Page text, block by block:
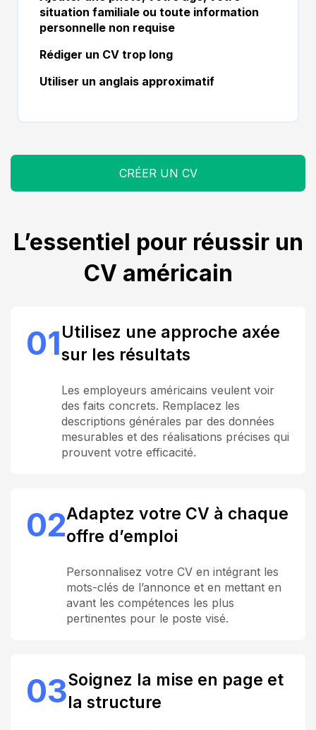
situation familiale ou toute information
personnelle non requise
Rédiger un CV trop long
Utiliser un anglais approximatif
CRÉER UN CV
L’essentiel pour réussir un
CV américain
01Utilisez une approche axée
sur les résultats
Les employeurs américains veulent voir
des faits concrets. Remplacez les
descriptions générales par des données
mesurables et des réalisations précises qui
prouvent votre efficacité.
02Adaptez votre CV à chaque
offre d’emploi
Personnalisez votre CV en intégrant les
mots-clés de l’annonce et en mettant en
avant les compétences les plus
pertinentes pour le poste visé.
03Soignez la mise en page et
la structure